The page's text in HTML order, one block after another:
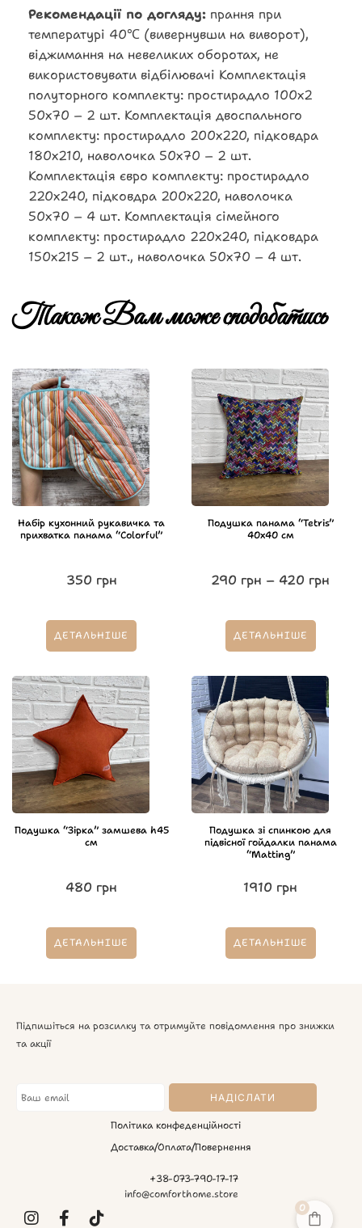
Рекомендації по догляду: прання при
температурі 40℃ (вивернувши на виворот),
віджимання на невеликих оборотах, не
використовувати відбілювачі Комплектація
полуторного комплекту: простирадло 100х2
50х70 – 2 шт. Комплектація двоспального
комплекту: простирадло 200х220, підковдра
180х210, наволочка 50х70 – 2 шт.
Комплектація євро комплекту: простирадло
220х240, підковдра 200х220, наволочка
50х70 – 4 шт. Комплектація сімейного
комплекту: простирадло 220х240, підковдра
150х215 – 2 шт., наволочка 50х70 – 4 шт.
Також Вам може сподобатись
Набір кухонний рукавичка та
прихватка панама “Colorful”
350 грн
ДЕТАЛЬНІШЕ
Подушка панама “Tetris”
40х40 см
290 грн – 420 грн
ДЕТАЛЬНІШЕ
Подушка “Зірка” замшева h45
см
480 грн
ДЕТАЛЬНІШЕ
Подушка зі спинкою для
підвісної гойдалки панама
“Matting”
1910 грн
ДЕТАЛЬНІШЕ
Підпишіться на розсилку та отримуйте повідомлення про знижки
та акції
Політика конфеденційності
Доставка/Оплата/Повернення
+38-073-790-17-17
info@comforthome.store
0